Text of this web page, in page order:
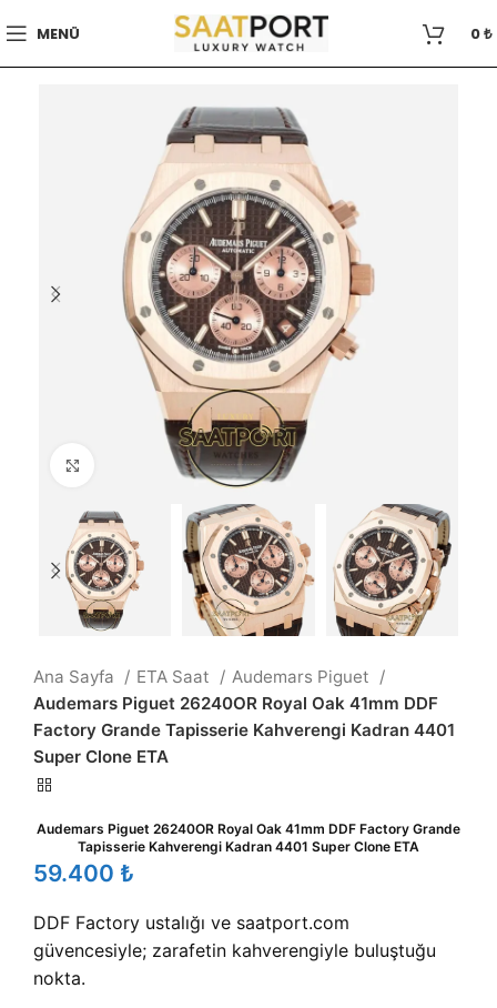
MENÜ 0₺
Büyütmek için tıklayın
Ana Sayfa ETA Saat
Audemars Piguet
Audemars Piguet 26240OR Royal Oak 41mm DDF
Factory Grande Tapisserie Kahverengi Kadran 4401
Super Clone ETA
Audemars Piguet 26240OR Royal Oak 41mm DDF Factory Grande
Tapisserie Kahverengi Kadran 4401 Super Clone ETA
₺
DDF Factory ustalığı ve saatport.com
güvencesiyle; zarafetin kahverengiyle buluştuğu
nokta.